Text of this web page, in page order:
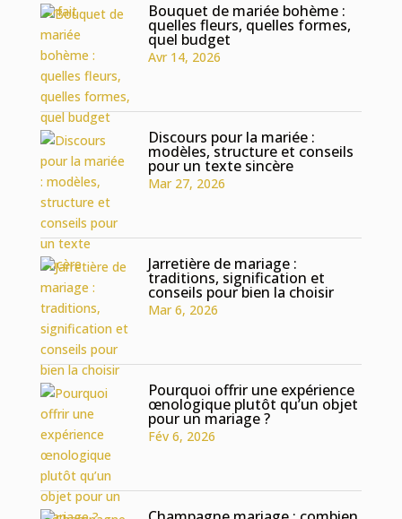
Bouquet de mariée bohème :
quelles fleurs, quelles formes,
quel budget
Avr 14, 2026
Discours pour la mariée :
modèles, structure et conseils
pour un texte sincère
Mar 27, 2026
Jarretière de mariage :
traditions, signification et
conseils pour bien la choisir
Mar 6, 2026
Pourquoi offrir une expérience
œnologique plutôt qu’un objet
pour un mariage ?
Fév 6, 2026